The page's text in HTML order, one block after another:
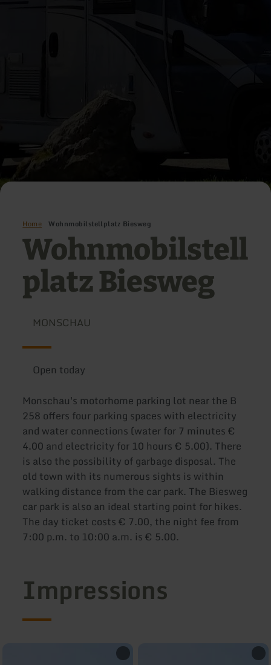
Home Wohnmobilstellplatz Biesweg
Wohnmobilstell
platz Biesweg
MONSCHAU
Open today
Monschau's motorhome parking lot near the B
258 offers four parking spaces with electricity
and water connections (water for 7 minutes €
4.00 and electricity for 10 hours € 5.00). There
is also the possibility of garbage disposal. The
old town with its numerous sights is within
walking distance from the car park. The Biesweg
car park is also an ideal starting point for hikes.
The day ticket costs € 7.00, the night fee from
7:00 p.m. to 10:00 a.m. is € 5.00.
Impressions